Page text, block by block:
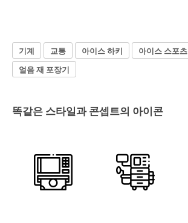
기계 교통 아이스 하키
아이스 스포츠
얼음 재 포장기
똑같은 스타일과 콘셉트의 아이콘